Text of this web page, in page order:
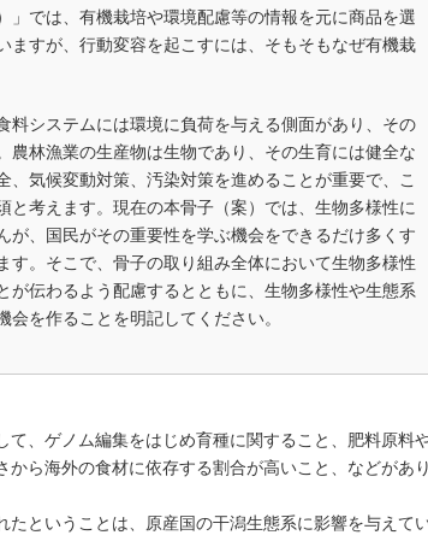
」では、有機栽培や環境配慮等の情報を元に商品を選
すが、行動変容を起こすには、そもそもなぜ有機栽
料システムには環境に負荷を与える側面があり、その
林漁業の生産物は生物であり、その生育には健全な
気候変動対策、汚染対策を進めることが重要で、こ
考えます。現在の本骨子（案）では、生物多様性に
、国民がその重要性を学ぶ機会をできるだけ多くす
。そこで、骨子の取り組み全体において生物多様性
伝わるよう配慮するとともに、生物多様性や生態系
を作ることを明記してください。
、ゲノム編集をはじめ育種に関すること、肥料原料
ら海外の食材に依存する割合が高いこと、などがあ
ということは、原産国の干潟生態系に影響を与えて